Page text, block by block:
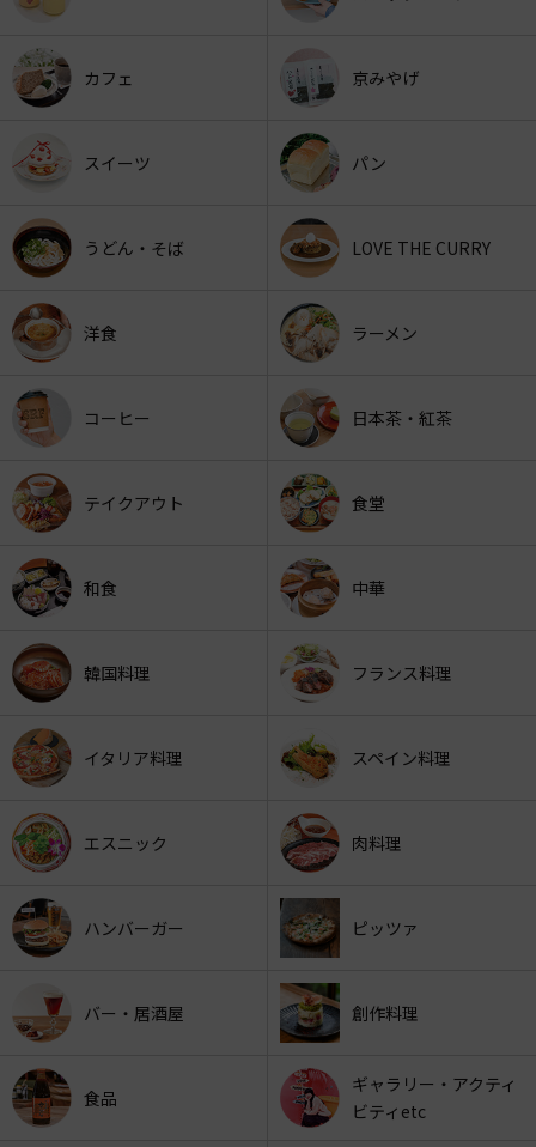
カフェ 京みやげ
スイーツ パン
うどん・そば LOVE THE CURRY
洋食 ラーメン
コーヒー 日本茶・紅茶
テイクアウト 食堂
和食 中華
韓国料理 フランス料理
イタリア料理 スペイン料理
エスニック 肉料理
ハンバーガー ピッツァ
バー・居酒屋 創作料理
食品
ギャラリー・アクティ
ビティetc